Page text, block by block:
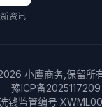
资讯
小鹰商务,保留所
豫ICP备2025117209
钱监管编号